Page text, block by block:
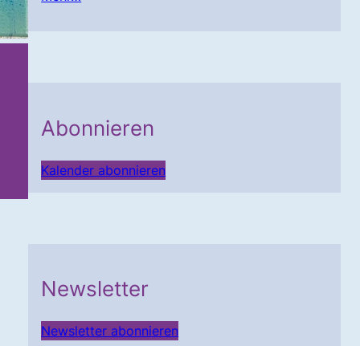
Abonnieren
Kalender abonnieren
Newsletter
Newsletter abonnieren